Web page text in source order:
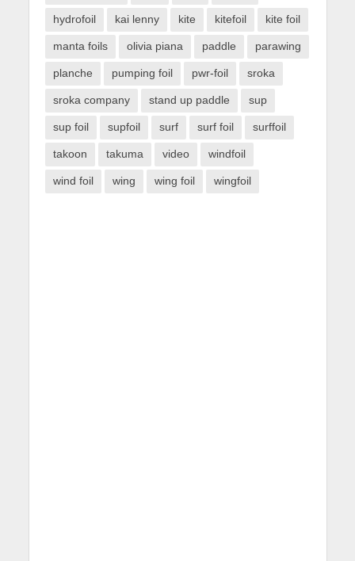
hydrofoil kai lenny kite kitefoil kite foil
manta foils olivia piana paddle parawing
planche pumping foil pwr-foil sroka
sroka company stand up paddle sup
sup foil supfoil surf surf foil surffoil
takoon takuma video windfoil
wind foil wing wing foil wingfoil